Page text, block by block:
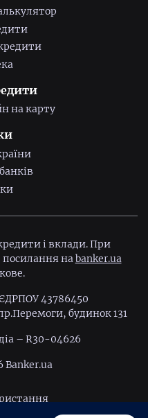
на карту
і вклади. При
посилання на banker.ua
43786450
будинок 131
– R30-04626
Banker.ua